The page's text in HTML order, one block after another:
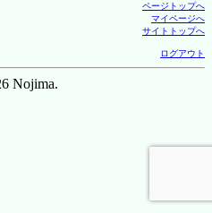
ページトップへ
マイページへ
サイトトップへ
ログアウト
Nojima.